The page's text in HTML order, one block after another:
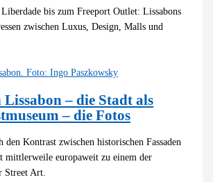
bis zum Freeport Outlet: Lissabons
zwischen Luxus, Design, Malls und
– die Stadt als
– die Fotos
den Kontrast zwischen historischen Fassaden
mittlerweile europaweit zu einem der
Street Art.